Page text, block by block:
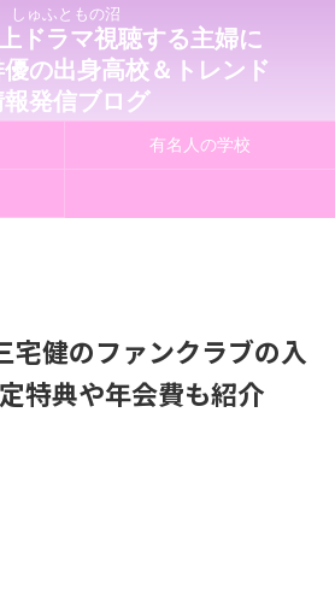
しゅふともの沼
ドラマ視聴する主婦に
の出身高校＆トレンド
発信ブログ
有名人の学校
宅健のファンクラブの入
特典や年会費も紹介